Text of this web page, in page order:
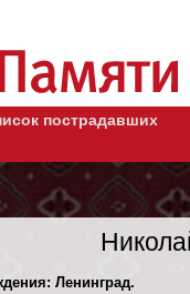
пострадавших
Ленинград.